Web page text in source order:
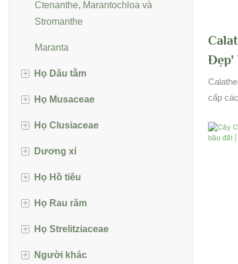
Homalomena
Ctenanthe, Marantochloa và
Stromanthe
Maranta
+ Họ Dâu tằm
Cây sung
+ Họ Musaceae
Musa
Ensete
+ Họ Clusiaceae
Clusia
+ Dương xỉ
Asplenium
Họ Blechnaceae
Họ Davalliaceae
Họ Polypodiaceae
+ Họ Hồ tiêu
Peperomia
+ Họ Rau răm
Coccoloba
+ Họ Strelitziaceae
Hoa thiên lý
+ Người khác
Đẹp'
Cấp
cấp
chất
đam